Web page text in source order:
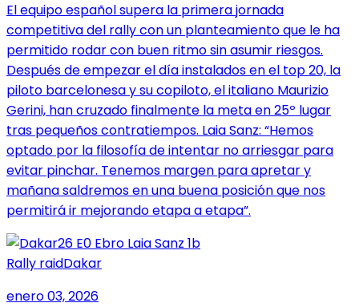
El equipo español supera la primera jornada
competitiva del rally con un planteamiento que le ha
permitido rodar con buen ritmo sin asumir riesgos.
Después de empezar el día instalados en el top 20, la
piloto barcelonesa y su copiloto, el italiano Maurizio
Gerini, han cruzado finalmente la meta en 25º lugar
tras pequeños contratiempos. Laia Sanz: “Hemos
optado por la filosofía de intentar no arriesgar para
evitar pinchar. Tenemos margen para apretar y
mañana saldremos en una buena posición que nos
permitirá ir mejorando etapa a etapa”.
Rally raidDakar
enero 03, 2026